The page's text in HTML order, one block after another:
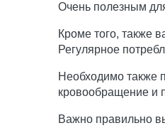
Очень полезным
Кроме того, также
Регулярное
Необходимо также
кровообращение и
Важно правильно